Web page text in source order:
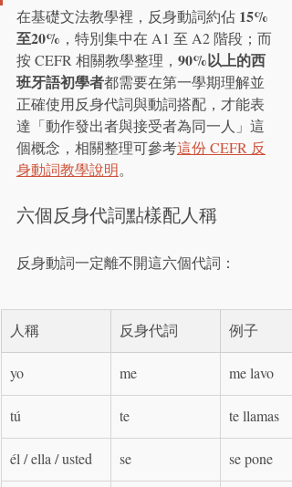
在基礎文法教學裡，反身動詞約佔 15%
至20% ，特別集中在 A1 至 A2 階段；而
按 CEFR 相關教學整理， 90%以上的西
班牙語初學者都需要在第一學期理解並
正確使用反身代詞與動詞搭配，才能表
達「動作發出者與接受者為同一人」這
個概念，相關整理可參考這份 CEFR 反
身動詞教學說明。
六個反身代詞點樣配人稱
反身動詞一定離不開這六個代詞：
人稱 反身代詞 例子
yo me me lavo
tú te te llamas
él / ella / usted se se pone